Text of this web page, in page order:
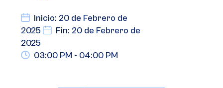
Inicio: 20 de Febrero de
2025
Fin: 20 de Febrero de
2025
03:00 PM - 04:00 PM